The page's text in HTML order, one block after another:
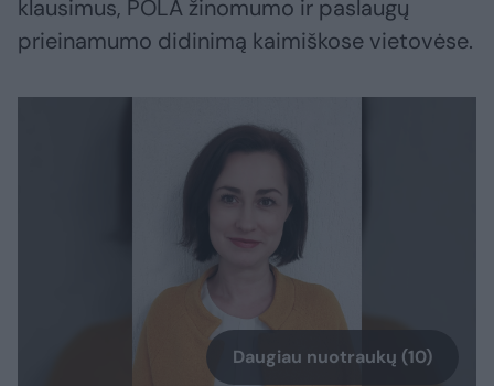
klausimus, POLA žinomumo ir paslaugų
prieinamumo didinimą kaimiškose vietovėse.
Daugiau nuotraukų (10)